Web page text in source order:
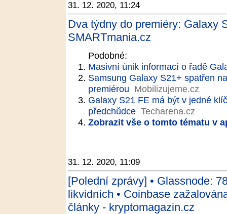
31. 12. 2020, 11:24
Dva týdny do premiéry: Galaxy
SMARTmania.cz
Podobné:
Masivní únik informací o řadě
Samsung Galaxy S21+ spatřen
premiérou Mobilizujeme.cz
Galaxy S21 FE má být v jedné
předchůdce Techarena.cz
Zobrazit vše o tomto tématu v
31. 12. 2020, 11:09
[Polední zprávy] • Glassnode:
likvidních • Coinbase
články - kryptomagazin.cz